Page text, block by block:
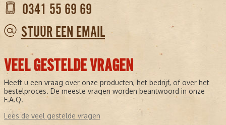
0341 55 69 69
STUUR EEN EMAIL
VEEL GESTELDE VRAGEN
Heeft u een vraag over onze producten, het bedrijf, of over het
bestelproces. De meeste vragen worden beantwoord in onze
F.A.Q.
Lees de veel gestelde vragen